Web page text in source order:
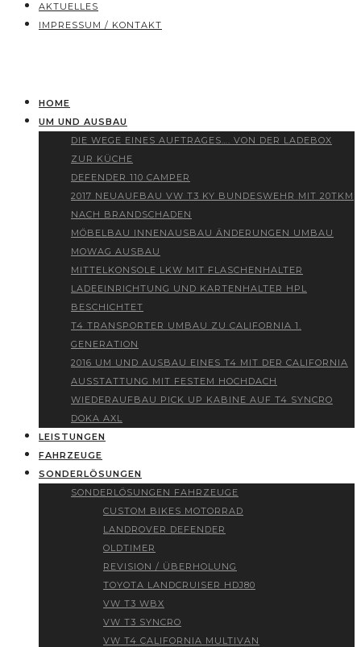
AKTUELLES
IMPRESSUM / KONTAKT
HOME
UM UND AUSBAU
DIE WEGE EINES AUFTRAGES…. VON DER LADEBOX
ZUR KÜCHE
DEFENDER 110 CAMPER
2017 NEUAUFBAU VW T3 KY BUNDESWEHR MIT 20TKM
NACH BRANDSCHADEN
MÖBELBAU INNENAUSBAU ÄNDERUNGEN UMBAU
MOWAG AUSBAU
MITTELKONSOLE LKW MIT FLASCHENHALTER
LADEEINRICHTUNG UND KARTENHALTER HPL
BESCHICHTET
T4 TRANSPORTER UMBAU ZU CALIFORNIA 1.
GENERATION
2016 UM UND AUSBAU EINES T4 MIT DER CALIFORNIA
AUSSTATTUNG MIT FESTEM HOCHDACH
WIEDERAUFBAU PICK UP KABINE AUF T4 SYNCRO
DOKA AXL
LEISTUNGEN
FAHRZEUGE
SONDERLÖSUNGEN
SONDERLÖSUNGEN FAHRZEUGE
CUSTOM BIKES MOTORRAD
LANDROVER DEFENDER
OLDTIMER
REVISION / ÜBERHOLUNG
TOYOTA LANDCRUISER HDJ80
VW T3 WBX
VW T3 SYNCRO
VW T4 CALIFORNIA MULTIVAN